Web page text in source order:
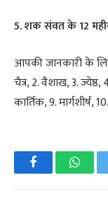
5. शक संवत के 12
आपकी जानकारी के
चैत्र, 2. वैशाख, 3. ज्येष्ठ,
कार्तिक, 9. मार्गशीर्ष,
Facebook